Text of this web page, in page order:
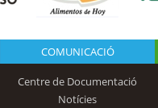
COMUNICACIÓ
Centre de Documentació
Notícies